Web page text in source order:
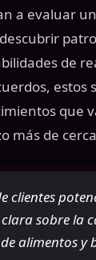
a evaluar
de
que
más de
clientes
sobre la
alimentos y